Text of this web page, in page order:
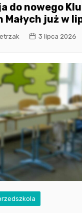
do nowego
Małych już w
3 lipca 2026